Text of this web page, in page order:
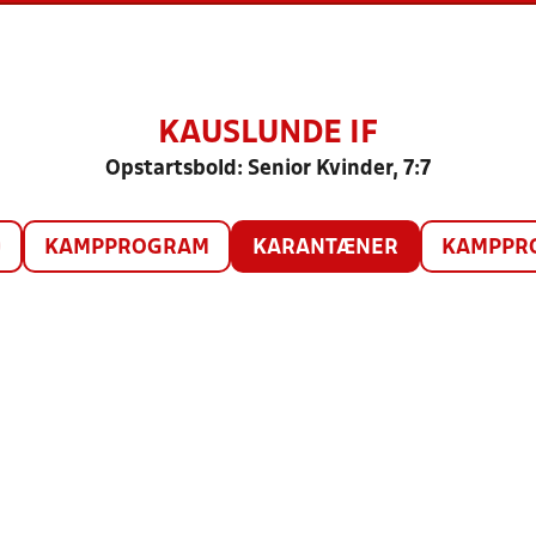
KAUSLUNDE IF
Opstartsbold: Senior Kvinder, 7:7
KAMPPROGRAM KARANTÆNER